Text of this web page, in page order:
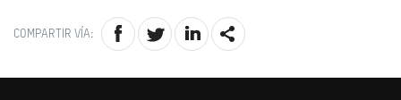
COMPARTIR VÍA: